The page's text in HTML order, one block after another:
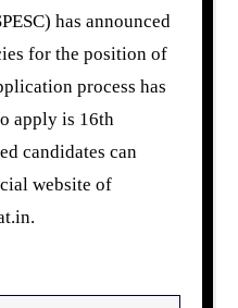
has announced
for the position of
process has
apply is 16th
candidates can
website of